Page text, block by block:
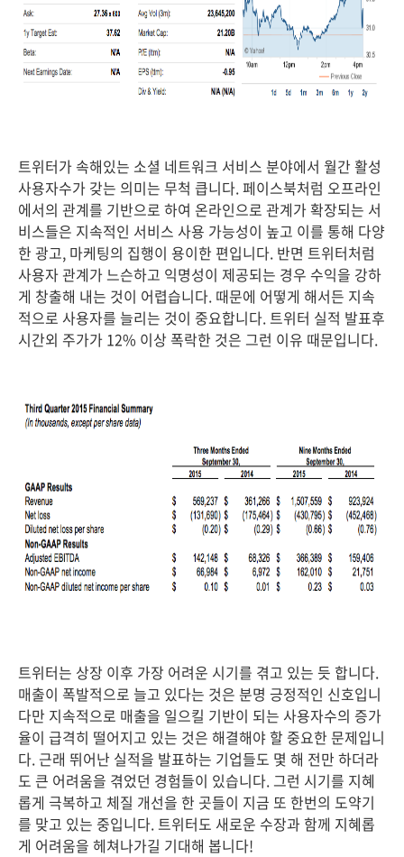
트위터가 속해있는 소셜 네트워크 서비스 분야에서 월간 활성
사용자수가 갖는 의미는 무척 큽니다. 페이스북처럼 오프라인
에서의 관계를 기반으로 하여 온라인으로 관계가 확장되는 서
비스들은 지속적인 서비스 사용 가능성이 높고 이를 통해 다양
한 광고, 마케팅의 집행이 용이한 편입니다. 반면 트위터처럼
사용자 관계가 느슨하고 익명성이 제공되는 경우 수익을 강하
게 창출해 내는 것이 어렵습니다. 때문에 어떻게 해서든 지속
적으로 사용자를 늘리는 것이 중요합니다. 트위터 실적 발표후
시간외 주가가 12% 이상 폭락한 것은 그런 이유 때문입니다.
트위터는 상장 이후 가장 어려운 시기를 겪고 있는 듯 합니다.
매출이 폭발적으로 늘고 있다는 것은 분명 긍정적인 신호입니
다만 지속적으로 매출을 일으킬 기반이 되는 사용자수의 증가
율이 급격히 떨어지고 있는 것은 해결해야 할 중요한 문제입니
다. 근래 뛰어난 실적을 발표하는 기업들도 몇 해 전만 하더라
도 큰 어려움을 겪었던 경험들이 있습니다. 그런 시기를 지혜
롭게 극복하고 체질 개선을 한 곳들이 지금 또 한번의 도약기
를 맞고 있는 중입니다. 트위터도 새로운 수장과 함께 지혜롭
게 어려움을 헤쳐나가길 기대해 봅니다!